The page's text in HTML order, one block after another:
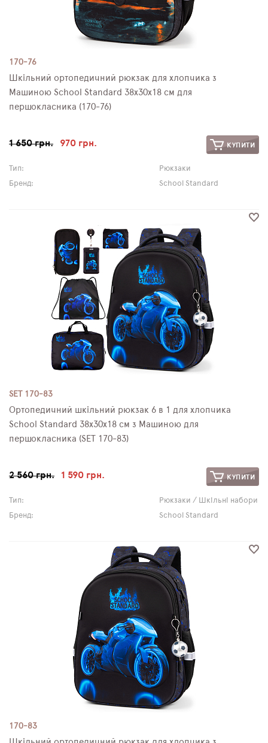
170-76
Шкільний ортопедичний рюкзак для хлопчика з
Машиною School Standard 38х30х18 см для
першокласника (170-76)
1 650 грн. 970 грн. КУПИТИ
Тип:
Рюкзаки
Бренд:
School Standard
SET 170-83
Ортопедичний шкільний рюкзак 6 в 1 для хлопчика
School Standard 38х30х18 см з Машиною для
першокласника (SET 170-83)
2 560 грн. 1 590 грн. КУПИТИ
Тип:
Рюкзаки / Шкільні набори
Бренд:
School Standard
170-83